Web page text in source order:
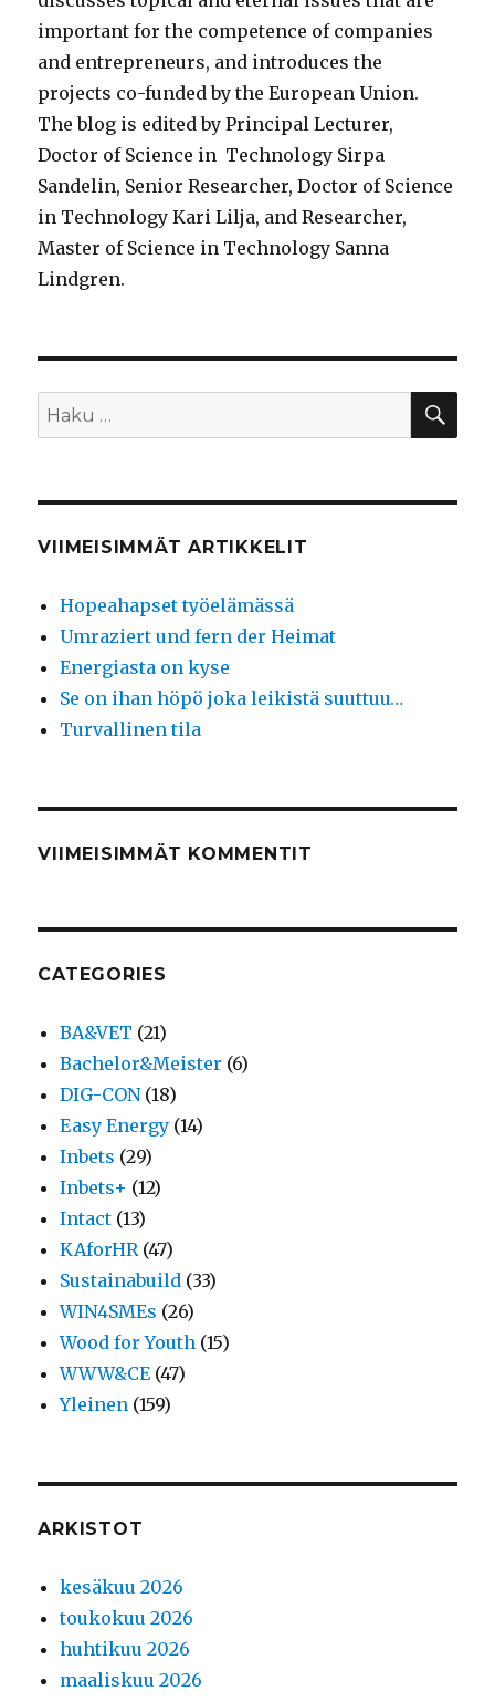
important for the competence of companies
and entrepreneurs, and introduces the
projects co-funded by the European Union.
The blog is edited by Principal Lecturer,
Doctor of Science in Technology Sirpa
Sandelin, Senior Researcher, Doctor of Science
in Technology Kari Lilja, and Researcher,
Master of Science in Technology Sanna
Lindgren.
Etsi:
VIIMEISIMMÄT ARTIKKELIT
Hopeahapset työelämässä
Umraziert und fern der Heimat
Energiasta on kyse
Se on ihan höpö joka leikistä suuttuu…
Turvallinen tila
VIIMEISIMMÄT KOMMENTIT
CATEGORIES
BA&VET (21)
Bachelor&Meister (6)
DIG-CON(18)
Easy Energy (14)
Inbets (29)
Inbets+ (12)
Intact (13)
KAforHR(47)
Sustainabuild (33)
WIN4SMEs (26)
Wood for Youth (15)
WWW&CE (47)
Yleinen (159)
ARKISTOT
kesäkuu 2026
toukokuu 2026
huhtikuu 2026
maaliskuu 2026